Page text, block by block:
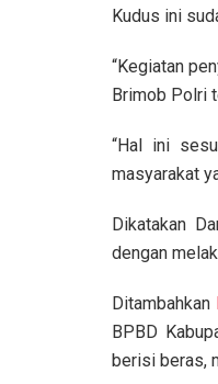
Kudus ini
“Kegiatan
Brimob Polri
“Hal ini
masyarakat
Dikatakan
dengan
Ditambahkan
BPBD
berisi beras,